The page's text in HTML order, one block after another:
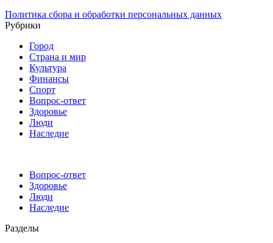
Политика сбора и обработки персональных данных
Рубрики
Город
Страна и мир
Культура
Финансы
Спорт
Вопрос-ответ
Здоровье
Люди
Наследие
Вопрос-ответ
Здоровье
Люди
Наследие
Разделы